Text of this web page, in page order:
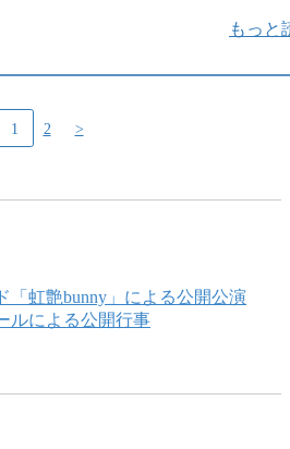
もっと
1 2 >
「虹艶bunny」による公開公演
ルによる公開行事